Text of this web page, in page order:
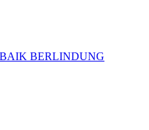
BERLINDUNG